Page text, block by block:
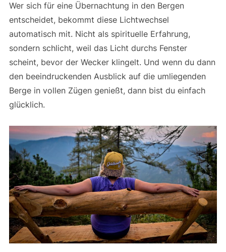
Wer sich für eine Übernachtung in den Bergen
entscheidet, bekommt diese Lichtwechsel
automatisch mit. Nicht als spirituelle Erfahrung,
sondern schlicht, weil das Licht durchs Fenster
scheint, bevor der Wecker klingelt. Und wenn du dann
den beeindruckenden Ausblick auf die umliegenden
Berge in vollen Zügen genießt, dann bist du einfach
glücklich.